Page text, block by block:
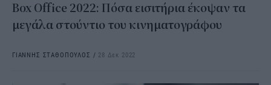
Box Office 2022: Πόσα εισιτήρια έκοψαν τα
μεγάλα στούντιο του κινηματογράφου
ΓΙΑΝΝΗΣ ΣΤΑΘΟΠΟΥΛΟΣ / 28 Δεκ 2022